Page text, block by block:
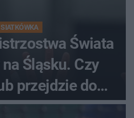
SIATKÓWKA
Świata
Śląsku. Czy
przejdzie do